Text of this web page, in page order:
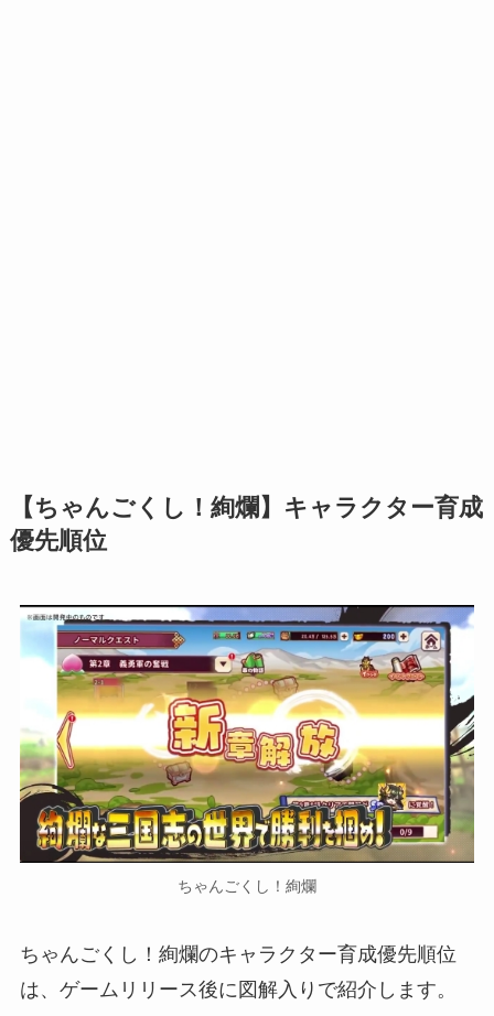
【ちゃんごくし！絢爛】キャラクター育成
優先順位
ちゃんごくし！絢爛
ちゃんごくし！絢爛のキャラクター育成優先順位
は、ゲームリリース後に図解入りで紹介します。